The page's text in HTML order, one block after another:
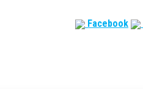
Facebook